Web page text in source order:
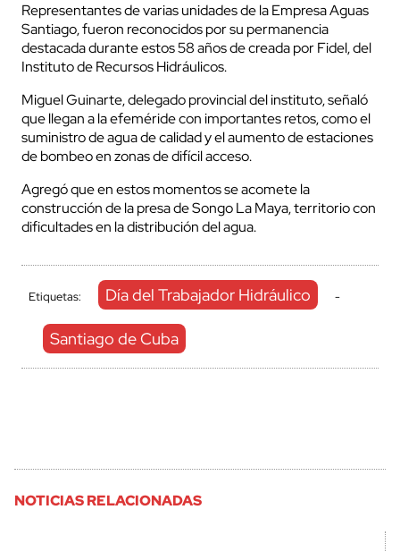
Representantes de varias unidades de la Empresa Aguas
Santiago, fueron reconocidos por su permanencia
destacada durante estos 58 años de creada por Fidel, del
Instituto de Recursos Hidráulicos.
Miguel Guinarte, delegado provincial del instituto, señaló
que llegan a la efeméride con importantes retos, como el
suministro de agua de calidad y el aumento de estaciones
de bombeo en zonas de difícil acceso.
Agregó que en estos momentos se acomete la
construcción de la presa de Songo La Maya, territorio con
dificultades en la distribución del agua.
Etiquetas: Día del Trabajador Hidráulico -
Santiago de Cuba
NOTICIAS RELACIONADAS